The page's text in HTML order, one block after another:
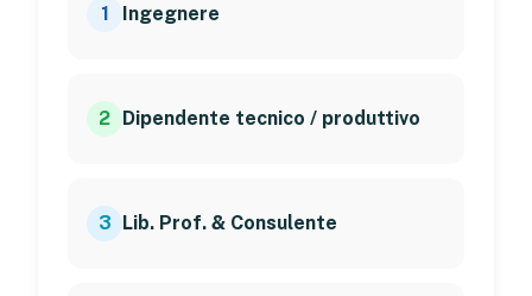
1 Ingegnere
2 Dipendente tecnico / produttivo
3 Lib. Prof. & Consulente